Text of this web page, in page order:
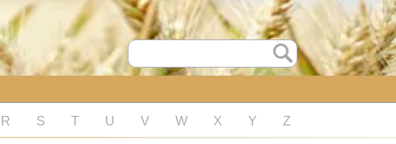
R S T U V W X Y Z